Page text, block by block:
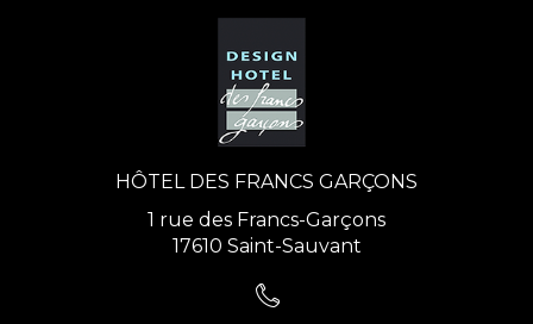
HÔTEL DES FRANCS GARÇONS
1 rue des Francs-Garçons
17610 Saint-Sauvant